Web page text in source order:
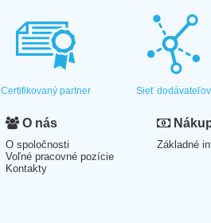
Certifikovaný partner Sieť dodávateľov
O nás
O spoločnosti
Voľné pracovné pozície
Kontakty
Základné